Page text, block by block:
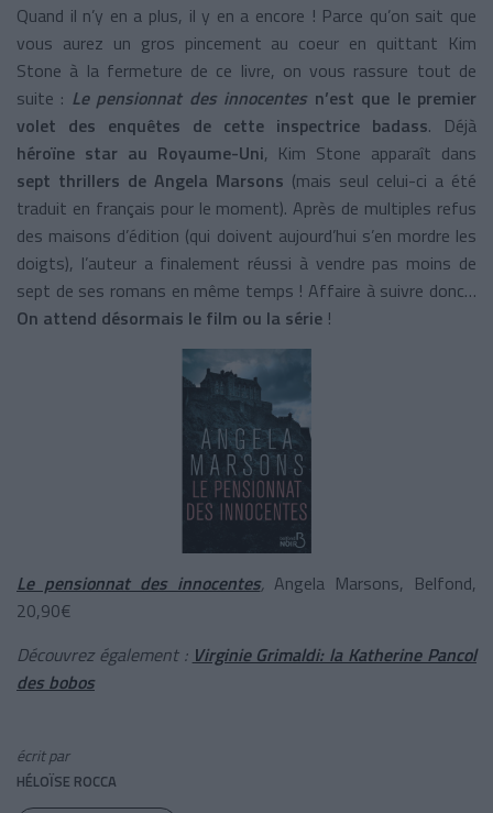
Quand il n’y en a plus, il y en a encore ! Parce qu’on sait que
vous aurez un gros pincement au coeur en quittant Kim
Stone à la fermeture de ce livre, on vous rassure tout de
suite : Le pensionnat des innocentes n’est que le premier
volet des enquêtes de cette inspectrice badass. Déjà
héroïne star au Royaume-Uni, Kim Stone apparaît dans
sept thrillers de Angela Marsons (mais seul celui-ci a été
traduit en français pour le moment). Après de multiples refus
des maisons d’édition (qui doivent aujourd’hui s’en mordre les
doigts), l’auteur a finalement réussi à vendre pas moins de
sept de ses romans en même temps ! Affaire à suivre donc…
On attend désormais le film ou la série !
Le pensionnat des innocentes, Angela Marsons, Belfond,
20,90€
Découvrez également : Virginie Grimaldi: la Katherine Pancol
des bobos
écrit par
HÉLOÏSE ROCCA